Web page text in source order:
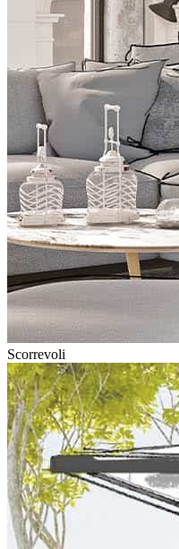
Scorrevoli